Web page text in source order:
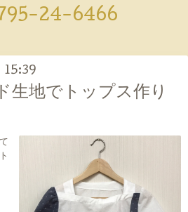
24-6466
生地でトップス作り